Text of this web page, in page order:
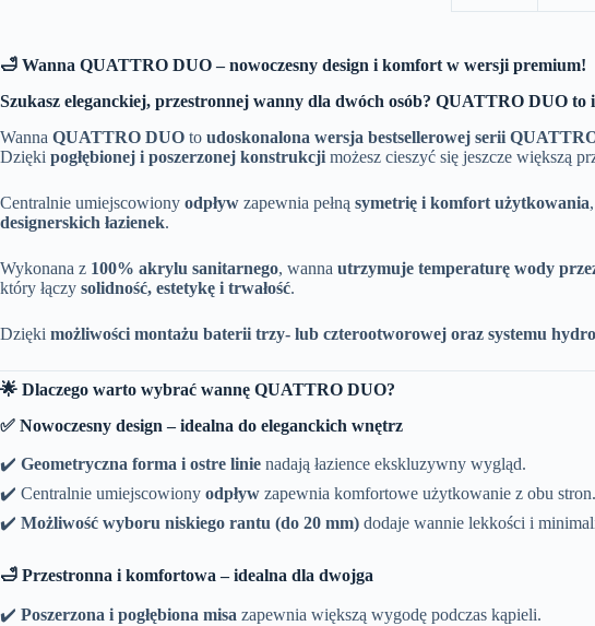
🛁 Wanna QUATTRO DUO – nowoczesny design i komfort w wersji premium!
Szukasz eleganckiej, przestronnej wanny dla dwóch osób? QUATTRO DUO to
Wanna QUATTRO DUO to udoskonalona wersja bestsellerowej serii
Dzięki pogłębionej i poszerzonej konstrukcji możesz cieszyć się jeszcze większą
Centralnie umiejscowiony odpływ zapewnia pełną symetrię i komfort użytkowania
designerskich łazienek.
Wykonana z 100% akrylu sanitarnego, wanna utrzymuje temperaturę wody
który łączy solidność, estetykę i trwałość.
Dzięki możliwości montażu baterii trzy- lub czterootworowej oraz systemu
🌟 Dlaczego warto wybrać wannę QUATTRO DUO?
✅ Nowoczesny design – idealna do eleganckich wnętrz
✔️ Geometryczna forma i ostre linie nadają łazience ekskluzywny wygląd.
✔️ Centralnie umiejscowiony odpływ zapewnia komfortowe użytkowanie z obu stron.
✔️ Możliwość wyboru niskiego rantu (do 20 mm) dodaje wannie lekkości i
🛁 Przestronna i komfortowa – idealna dla dwojga
✔️ Poszerzona i pogłębiona misa zapewnia większą wygodę podczas kąpieli.